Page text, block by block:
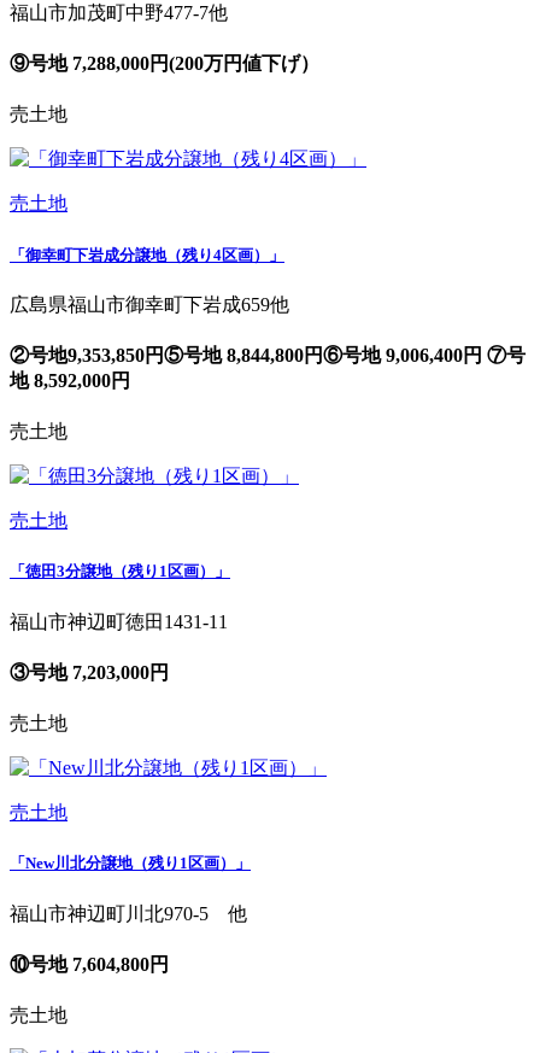
福山市加茂町中野477-7他
⑨号地 7,288,000円(200万円値下げ）
売土地
売土地
「御幸町下岩成分譲地（残り4区画）」
広島県福山市御幸町下岩成659他
②号地9,353,850円⑤号地 8,844,800円⑥号地 9,006,400円 ⑦号
地 8,592,000円
売土地
売土地
「徳田3分譲地（残り1区画）」
福山市神辺町徳田1431-11
③号地 7,203,000円
売土地
売土地
「New川北分譲地（残り1区画）」
福山市神辺町川北970-5 他
⑩号地 7,604,800円
売土地